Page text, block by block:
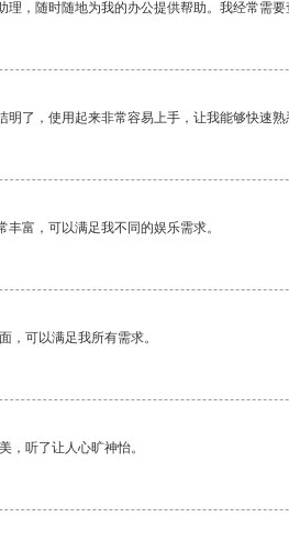
理，随时随地为我的办公提供帮助。我经常需
明了，使用起来非常容易上手，让我能够快速熟
富，可以满足我不同的娱乐需求。
，可以满足我所有需求。
，听了让人心旷神怡。